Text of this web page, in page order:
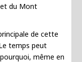
du Mont
de cette
temps peut
même en